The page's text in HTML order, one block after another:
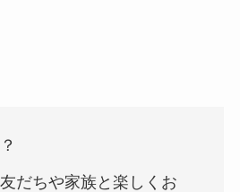
だちや家族と楽しくお